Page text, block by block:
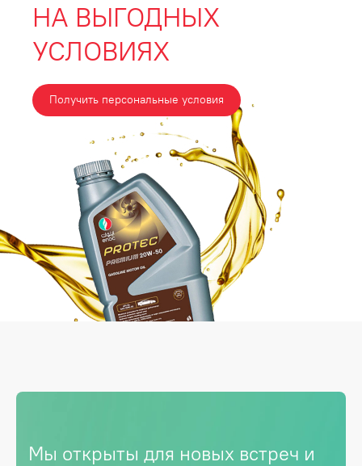
НА ВЫГОДНЫХ
УСЛОВИЯХ
Получить персональные условия
Мы открыты для новых встреч и